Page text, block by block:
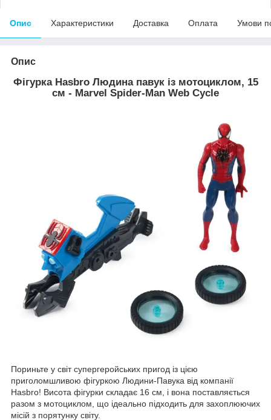
Опис Характеристики Доставка Оплата Умови
Опис
Фігурка Hasbro Людина павук із мотоциклом, 15
см - Marvel Spider-Man Web Cycle
Пориньте у світ супергеройських пригод із цією
приголомшливою фігуркою Людини-Павука від компанії
Hasbro! Висота фігурки складає 16 см, і вона поставляється
разом з мотоциклом, що ідеально підходить для захоплюючих
місій з порятунку світу.